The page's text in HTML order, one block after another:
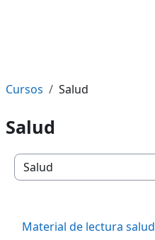
Cursos Salud
Salud
Categorías
Material de lectura salud